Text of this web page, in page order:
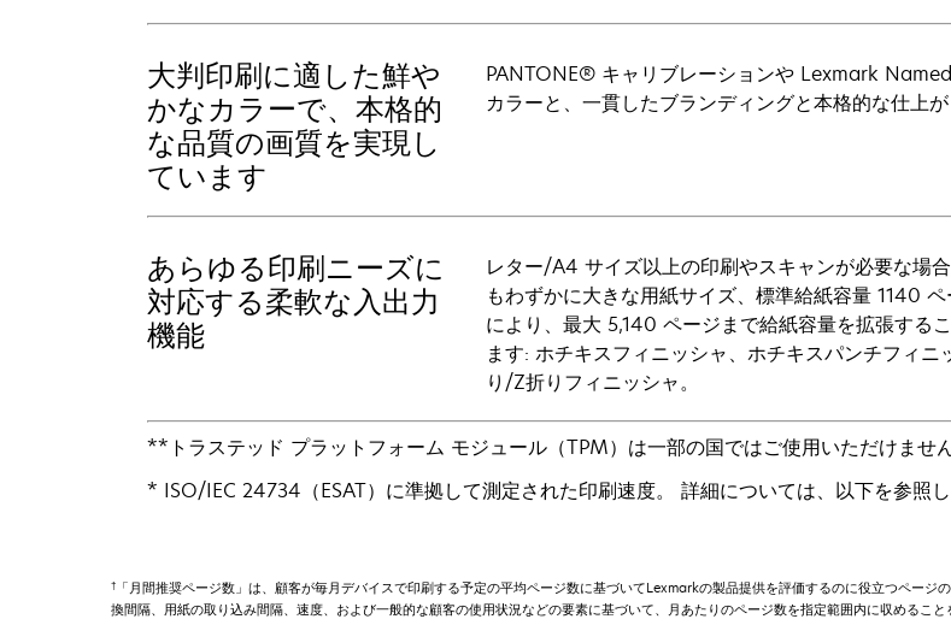
大判印刷に適した鮮や
かなカラーで、本格的
な品質の画質を実現し
ています
PANTONE® キャリブレーションや Lexmark
カラーと、一貫したブランディングと本格的な仕上が
あらゆる印刷ニーズに
対応する柔軟な入出力
機能
レター/A4 サイズ以上の印刷やスキャンが必要な場
もわずかに大きな用紙サイズ、標準給紙容量 1140
により、最大 5,140 ページまで給紙容量を拡張する
ます: ホチキスフィニッシャ、ホチキスパンチフィ
り/Z折りフィニッシャ。
**トラステッド プラットフォーム モジュール（TPM）は一部の国ではご使用いただけません
* ISO/IEC 24734（ESAT）に準拠して測定された印刷速度。 詳細については、以下を参照
† 「月間推奨ページ数」は、顧客が毎月デバイスで印刷する予定の平均ページ数に基づいてLexmarkの製品提供を評価するのに役立つペー
換間隔、用紙の取り込み間隔、速度、および一般的な顧客の使用状況などの要素に基づいて、月あたりのページ数を指定範囲内に収めること